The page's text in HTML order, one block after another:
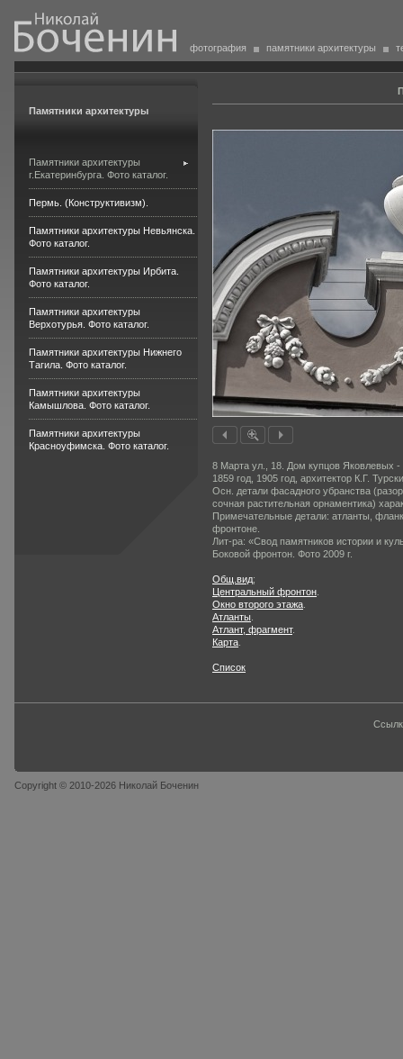
фотография памятники архитектуры
Памятники архитектуры
Памятники архитектуры
г.Екатеринбурга. Фото каталог.
Пермь. (Конструктивизм).
Памятники архитектуры Невьянска.
Фото каталог.
Памятники архитектуры Ирбита.
Фото каталог.
Памятники архитектуры
Верхотурья. Фото каталог.
Памятники архитектуры Нижнего
Тагила. Фото каталог.
Памятники архитектуры
Камышлова. Фото каталог.
Памятники архитектуры
Красноуфимска. Фото каталог.
8 Марта ул., 18. Дом купцов Яковлевых
1859 год, 1905 год, архитектор К.Г.
Осн. детали фасадного убранства
сочная растительная орнаментика)
Примечательные детали: атланты,
фронтоне.
Лит-ра: «Свод памятников истории и
Боковой фронтон. Фото 2009 г.
Общ.вид;
Центральный фронтон
Окно второго этажа
Атланты
Атлант, фрагмент.
Карта
Список
Copyright © 2010-2026 Николай Боченин